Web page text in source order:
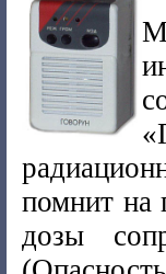
помнит на
дозы